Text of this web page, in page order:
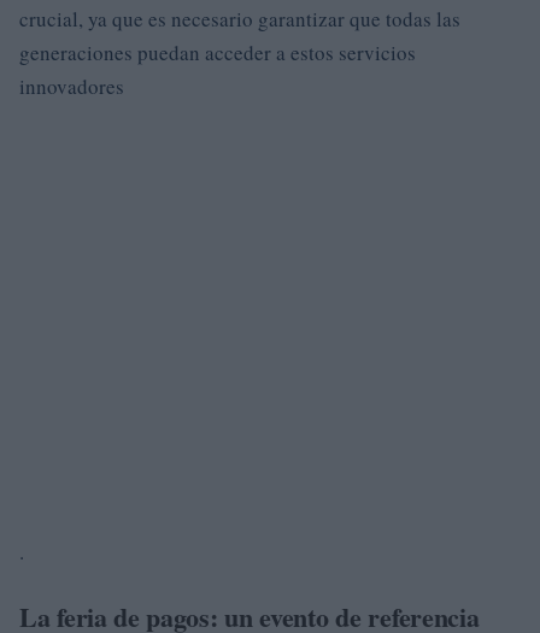
crucial, ya que es necesario garantizar que todas las
generaciones puedan acceder a estos servicios
innovadores
.
La feria de pagos: un evento de referencia